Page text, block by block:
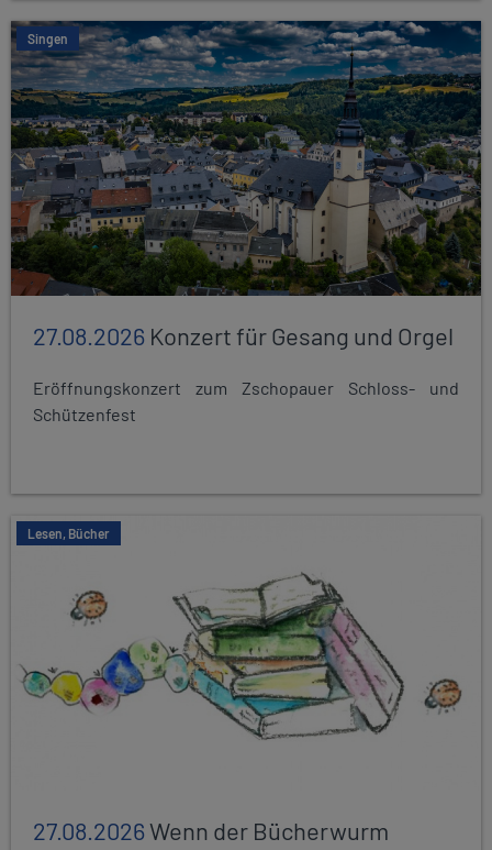
Singen
27.08.2026 Konzert für Gesang und Orgel
Eröffnungskonzert zum Zschopauer Schloss- und
Schützenfest
Lesen, Bücher
27.08.2026Wenn der Bücherwurm